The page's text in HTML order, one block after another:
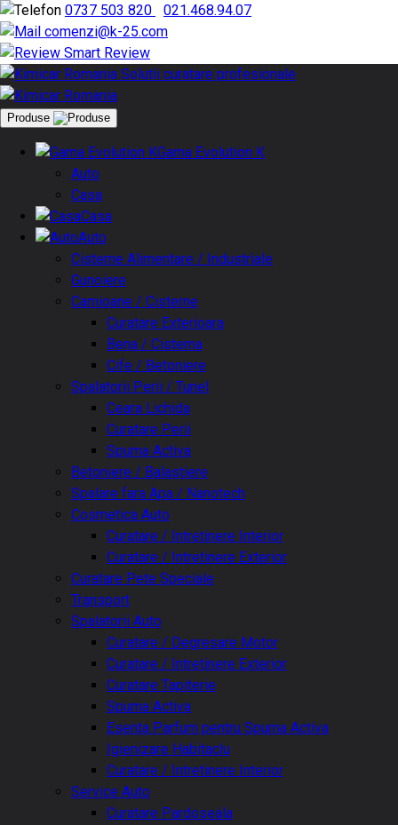
0737 503 820
021.468.94.07
comenzi@k-25.com
Smart Review
Produse
Gama Evolution K
Auto
Casa
Casa
Auto
Cisterne Alimentare / Industriale
Gunoiere
Camioane / Cisterne
Curatare Exterioara
Bena / Cisterna
Cife / Betoniere
Spalatorii Perii / Tunel
Ceara Lichida
Curatare Perii
Spuma Activa
Betoniere / Balastiere
Spalare fara Apa / Nanotech
Cosmetica Auto
Curatare / Intretinere Interior
Curatare / Intretinere Exterior
Curatare Pete Speciale
Transport
Spalatorii Auto
Curatare / Degresare Motor
Curatare / Intretinere Exterior
Curatare Tapiterie
Spuma Activa
Esenta Parfum pentru Spuma Activa
Igienizare Habitaclu
Curatare / Intretinere Interior
Service Auto
Curatare Pardoseala